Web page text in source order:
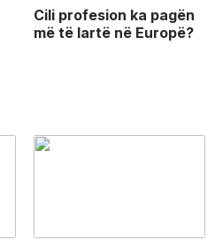
Cili profesion ka pagën
më të lartë në Europë?